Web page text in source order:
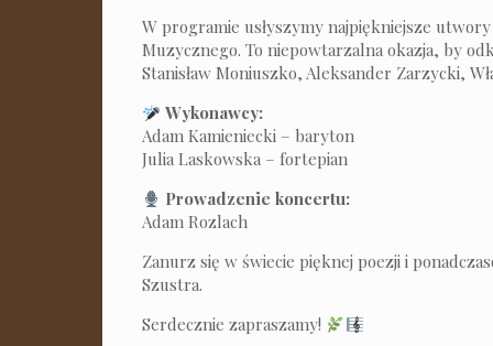
W programie usłyszymy najpiękniejsze
Muzycznego. To niepowtarzalna okazja, by
Stanisław Moniuszko, Aleksander Zarzycki,
Wykonawcy:
Adam Kamieniecki – baryton
Julia Laskowska – fortepian
Prowadzenie koncertu:
Adam Rozlach
Zanurz się w świecie pięknej poezji i
Szustra.
Serdecznie zapraszamy!